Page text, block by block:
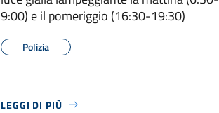
9:00) e il pomeriggio (16:30-19:30)
Polizia
LEGGI DI PIÙ